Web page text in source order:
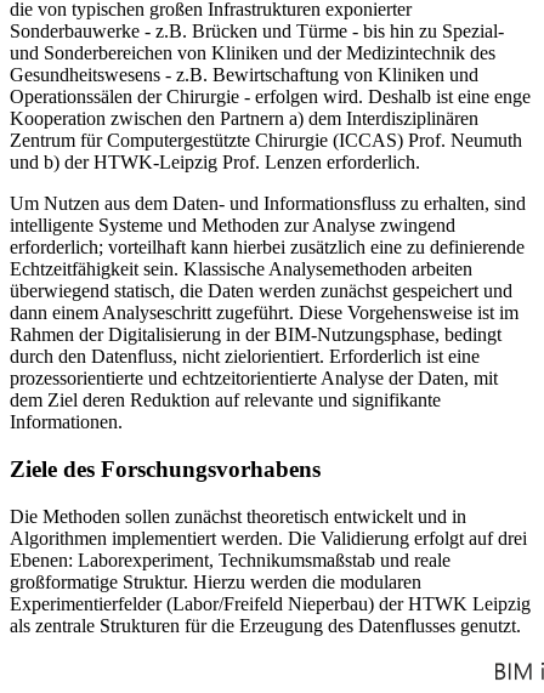
die von typischen großen Infrastrukturen exponierter
Sonderbauwerke - z.B. Brücken und Türme - bis hin zu Spezial-
und Sonderbereichen von Kliniken und der Medizintechnik des
Gesundheitswesens - z.B. Bewirtschaftung von Kliniken und
Operationssälen der Chirurgie - erfolgen wird. Deshalb ist eine enge
Kooperation zwischen den Partnern a) dem Interdisziplinären
Zentrum für Computergestützte Chirurgie (ICCAS) Prof. Neumuth
und b) der HTWK-Leipzig Prof. Lenzen erforderlich.
Um Nutzen aus dem Daten- und Informationsfluss zu erhalten, sind
intelligente Systeme und Methoden zur Analyse zwingend
erforderlich; vorteilhaft kann hierbei zusätzlich eine zu definierende
Echtzeitfähigkeit sein. Klassische Analysemethoden arbeiten
überwiegend statisch, die Daten werden zunächst gespeichert und
dann einem Analyseschritt zugeführt. Diese Vorgehensweise ist im
Rahmen der Digitalisierung in der BIM-Nutzungsphase, bedingt
durch den Datenfluss, nicht zielorientiert. Erforderlich ist eine
prozessorientierte und echtzeitorientierte Analyse der Daten, mit
dem Ziel deren Reduktion auf relevante und signifikante
Informationen.
Ziele des Forschungsvorhabens
Die Methoden sollen zunächst theoretisch entwickelt und in
Algorithmen implementiert werden. Die Validierung erfolgt auf drei
Ebenen: Laborexperiment, Technikumsmaßstab und reale
großformatige Struktur. Hierzu werden die modularen
Experimentierfelder (Labor/Freifeld Nieperbau) der HTWK Leipzig
als zentrale Strukturen für die Erzeugung des Datenflusses genutzt.